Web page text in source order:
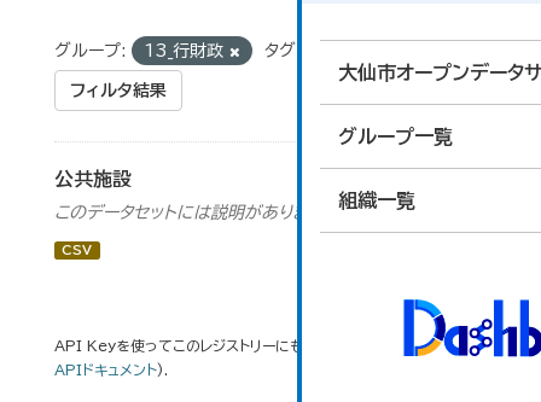
大仙市オープンデータ
グループ一覧
組織一覧
グループ: 13_行財政 タグ:
フィルタ結果
公共施設
このデータセットには説明がありません
CSV
API Keyを使ってこのレジストリーにもアクセス可能ですAPI(see
APIドキュメント).